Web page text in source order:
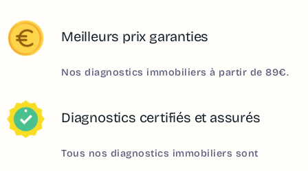
Meilleurs prix garanties
Nos diagnostics immobiliers à partir de 89€.
Diagnostics certifiés et assurés
Tous nos diagnostics immobiliers sont